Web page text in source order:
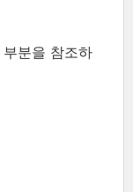
부분을 참조하